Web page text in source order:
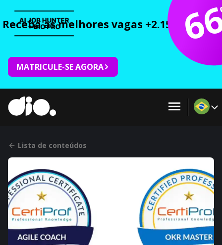
Receba as melhores vagas +2.150 cursos
MATRICULE-SE AGORA
Lista de conteúdos